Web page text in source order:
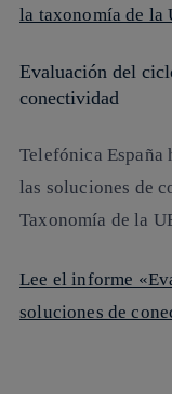
la taxonomía de la
Evaluación del
conectividad
Telefónica España
las soluciones de
Taxonomía de la
Lee el informe
soluciones de